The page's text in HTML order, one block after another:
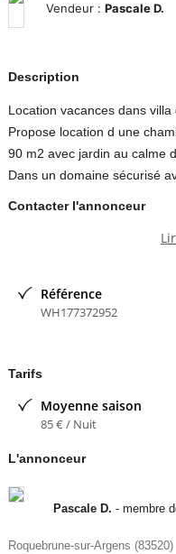
Vendeur : Pascale D.
Description
Location vacances dans
Propose location d une
90 m2 avec jardin au calme
Dans un domaine sécurisé
Contacter l'annonceur
Référence
WH177372952
Tarifs
Moyenne saison
85 € / Nuit
L'annonceur
Pascale D. - membre
Roquebrune-sur-Argens (83520)